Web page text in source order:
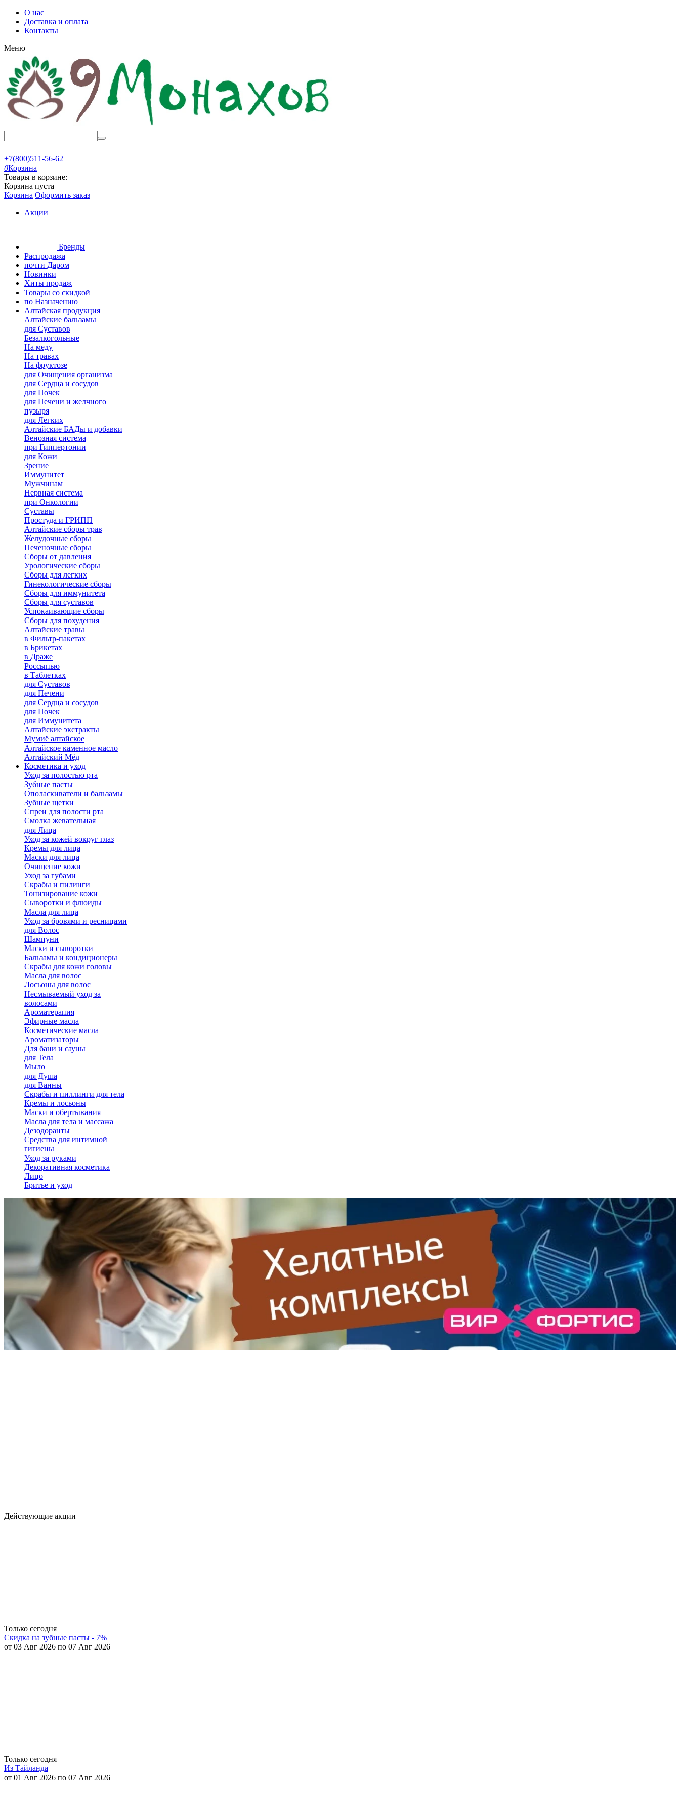
О нас
Доставка и оплата
Контакты
Меню
+7(800)511-56-62
0Корзина
Товары в корзине:
Корзина пуста
Корзина Оформить заказ
Акции
Бренды
Распродажа
почти Даром
Новинки
Хиты продаж
Товары со скидкой
по Назначению
Алтайская продукция
Алтайские бальзамы
для Суставов
Безалкогольные
На меду
На травах
На фруктозе
для Очищения организма
для Сердца и сосудов
для Почек
для Печени и желчного
пузыря
для Легких
Алтайские БАДы и добавки
Венозная система
при Гиппертонии
для Кожи
Зрение
Иммунитет
Мужчинам
Нервная система
при Онкологии
Суставы
Простуда и ГРИПП
Алтайские сборы трав
Желудочные сборы
Печеночные сборы
Сборы от давления
Урологические сборы
Сборы для легких
Гинекологические сборы
Сборы для иммунитета
Сборы для суставов
Успокаивающие сборы
Сборы для похудения
Алтайские травы
в Фильтр-пакетах
в Брикетах
в Драже
Россыпью
в Таблетках
для Cуставов
для Печени
для Сердца и сосудов
для Почек
для Иммунитета
Алтайские экстракты
Мумиё алтайское
Алтайское каменное масло
Алтайский Мёд
Косметика и уход
Уход за полостью рта
Зубные пасты
Ополаскиватели и бальзамы
Зубные щетки
Спреи для полости рта
Смолка жевательная
для Лица
Уход за кожей вокруг глаз
Кремы для лица
Маски для лица
Очищение кожи
Уход за губами
Скрабы и пилинги
Тонизирование кожи
Сыворотки и флюиды
Масла для лица
Уход за бровями и ресницами
для Волос
Шампуни
Маски и сыворотки
Бальзамы и кондиционеры
Скрабы для кожи головы
Масла для волос
Лосьоны для волос
Несмываемый уход за
волосами
Ароматерапия
Эфирные масла
Косметические масла
Ароматизаторы
Для бани и сауны
для Тела
Мыло
для Душа
для Ванны
Скрабы и пиллинги для тела
Кремы и лосьоны
Маски и обертывания
Масла для тела и массажа
Дезодоранты
Средства для интимной
гигиены
Уход за руками
Декоративная косметика
Лицо
Бритье и уход
Действующие акции
Только сегодня
Скидка на зубные пасты - 7%
от 03 Авг 2026 по 07 Авг 2026
Только сегодня
Из Тайланда
от 01 Авг 2026 по 07 Авг 2026